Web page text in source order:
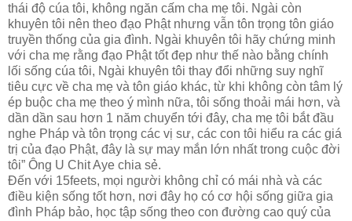
thái độ cúa tôi, không ngăn cấm cha mẹ tôi. Ngài còn
khuyên tôi nên theo đạo Phật nhưng vẫn tôn trọng tôn giáo
truyền thống của gia đình. Ngài khuyên tôi hãy chứng minh
với cha mẹ rằng đạo Phật tốt đẹp như thế nào bằng chính
lối sống cúa tôi, Ngài khuyên tôi thay đổi những suy nghĩ
tiêu cực về cha mẹ và tôn giáo khác, từ khi không còn tâm lý
ép buộc cha mẹ theo ý mình nữa, tôi sống thoải mái hơn, và
dần dần sau hơn 1 năm chuyển tới đây, cha mẹ tôi bắt đầu
nghe Pháp và tôn trọng các vị sư, các con tôi hiểu ra các giá
trị của đạo Phật, đây là sự may mắn lớn nhất trong cuộc đời
tôi” Ông U Chit Aye chia sẻ.
Đến với 15feets, mọi người không chỉ có mái nhà và các
điều kiện sống tốt hơn, nơi đây họ có cơ hội sống giữa gia
đình Pháp bảo, học tập sống theo con đường cao quý của